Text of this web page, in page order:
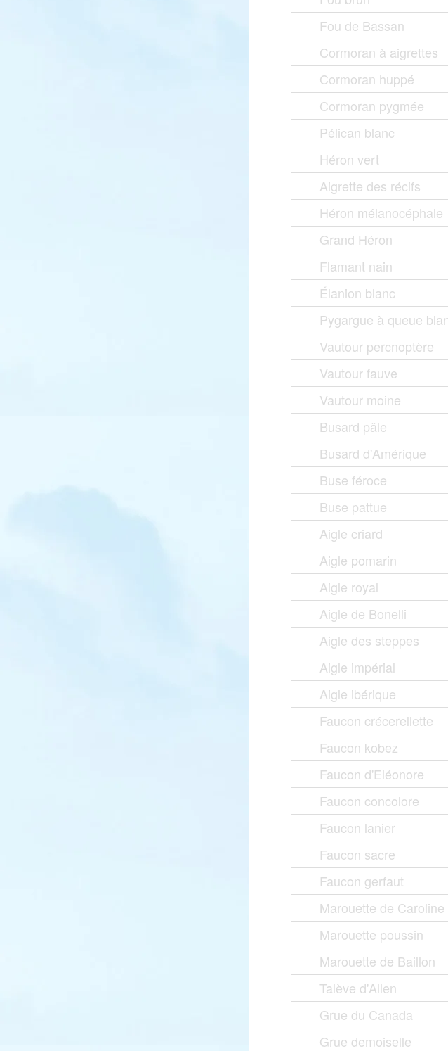
Fou de Bassan
Cormoran à aigrettes
Cormoran huppé
Cormoran pygmée
Pélican blanc
Héron vert
Aigrette des récifs
Héron mélanocéphale
Grand Héron
Flamant nain
Élanion blanc
Pygargue à queue
Vautour percnoptère
Vautour fauve
Vautour moine
Busard pâle
Busard d'Amérique
Buse féroce
Buse pattue
Aigle criard
Aigle pomarin
Aigle royal
Aigle de Bonelli
Aigle des steppes
Aigle impérial
Aigle ibérique
Faucon crécerellette
Faucon kobez
Faucon d'Eléonore
Faucon concolore
Faucon lanier
Faucon sacre
Faucon gerfaut
Marouette de Caroline
Marouette poussin
Marouette de Baillon
Talève d'Allen
Grue du Canada
Grue demoiselle